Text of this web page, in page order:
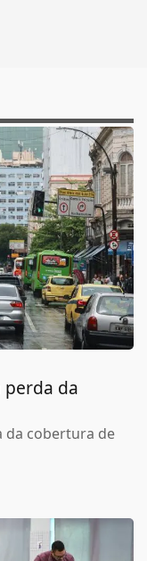
da
da cobertura de